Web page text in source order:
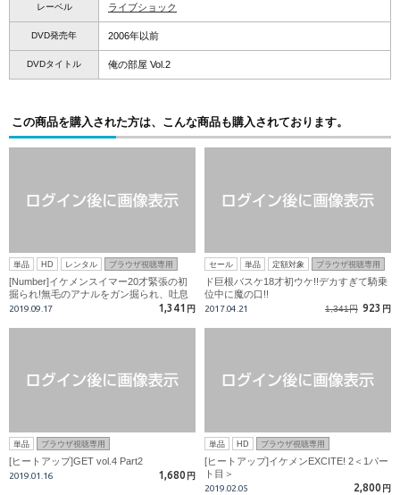
レーベル ライブショック
DVD発売年 2006年以前
DVDタイトル 俺の部屋 Vol.2
この商品を購入された方は、こんな商品も購入されております。
単品 HD レンタル ブラウザ視聴専用
[Number]イケメンスイマー20才緊張の初
掘られ!無毛のアナルをガン掘られ、吐息
が漏れ出す掘られイキ!
2019.09.17 1,341 円
セール 単品 定額対象 ブラウザ視聴専用
ド巨根バスケ18才初ウケ!!デカすぎて騎乗
位中に魔の口!!
2017.04.21 1,341円 923 円
単品 ブラウザ視聴専用
[ヒートアップ]GET vol.4 Part2
2019.01.16 1,680 円
単品 HD ブラウザ視聴専用
[ヒートアップ]イケメンEXCITE! 2＜1パー
ト目＞
2019.02.05 2,800 円